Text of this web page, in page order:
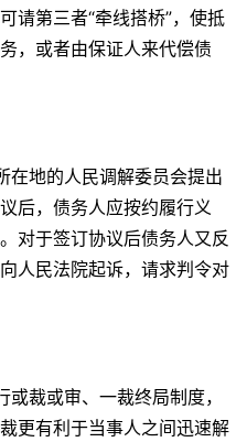
请第三者“牵线搭桥”，使抵
，或者由保证人来代偿债
地的人民调解委员会提出
后，债务人应按约履行义
对于签订协议后债务人又反
人民法院起诉，请求判令对
裁或审、一裁终局制度，
更有利于当事人之间迅速解